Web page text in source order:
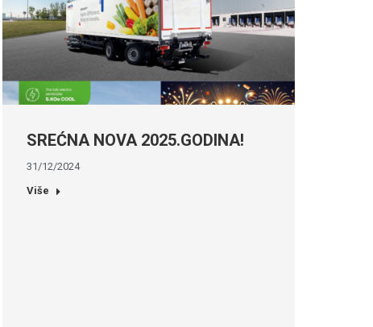
SREĆNA NOVA 2025.GODINA!
31/12/2024
Više